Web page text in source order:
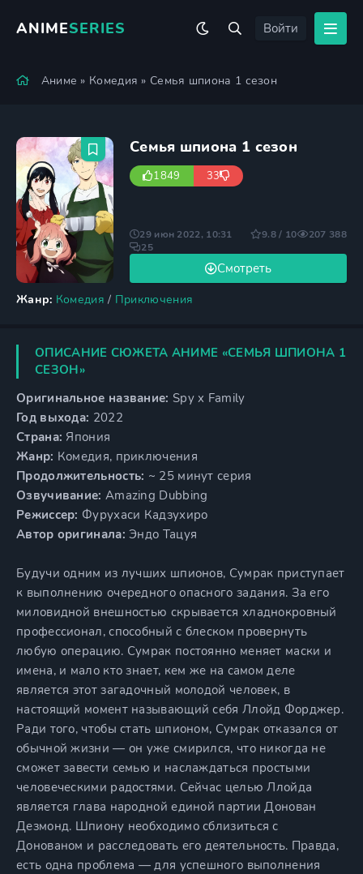
ANIMESERIES Войти
Аниме » Комедия » Семья шпиона 1 сезон
Семья шпиона 1 сезон
1849 33
Жанр: Комедия / Приключения
Смотреть
29 июн 2022, 10:31 9.8 / 10
207 388
25
ОПИСАНИЕ СЮЖЕТА АНИМЕ «СЕМЬЯ ШПИОНА 1
СЕЗОН»
Оригинальное название: Spy x Family
Год выхода: 2022
Страна: Япония
Жанр: Комедия, приключения
Продолжительность: ~ 25 минут серия
Озвучивание: Amazing Dubbing
Режиссер: Фурухаси Кадзухиро
Автор оригинала: Эндо Тацуя
Будучи одним из лучших шпионов, Сумрак приступает
к выполнению очередного опасного задания. За его
миловидной внешностью скрывается хладнокровный
профессионал, способный с блеском провернуть
любую операцию. Сумрак постоянно меняет маски и
имена, и мало кто знает, кем же на самом деле
является этот загадочный молодой человек, в
настоящий момент называющий себя Ллойд Форджер.
Ради того, чтобы стать шпионом, Сумрак отказался от
обычной жизни — он уже смирился, что никогда не
сможет завести семью и наслаждаться простыми
человеческими радостями. Сейчас целью Ллойда
является глава народной единой партии Донован
Дезмонд. Шпиону необходимо сблизиться с
Донованом и расследовать его деятельность. Правда,
есть одна проблема — для успешного выполнения